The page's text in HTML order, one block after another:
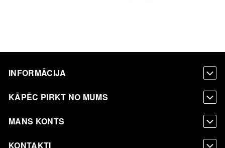
INFORMĀCIJA
KĀPĒC PIRKT NO MUMS
MANS KONTS
KONTAKTI